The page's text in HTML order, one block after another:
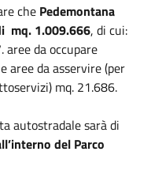
che Pedemontana
mq. 1.009.666, di cui:
aree da occupare
aree da asservire (per
mq. 21.686.
autostradale sarà di
del Parco